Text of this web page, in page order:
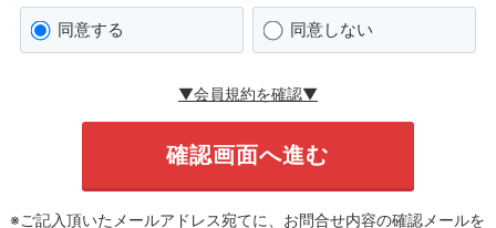
同意する 同意しない
▼会員規約を確認▼
※ご記入頂いたメールアドレス宛てに、お問合せ内容の確認メールを